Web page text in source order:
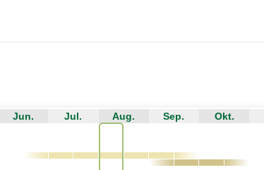
Jun. Jul. Aug. Sep. Okt.